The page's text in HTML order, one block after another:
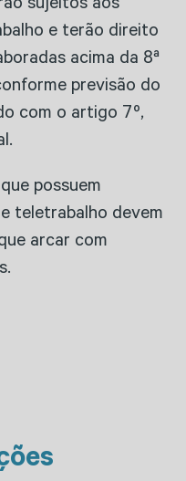
sujeitos aos
e terão direito
acima da 8ª
previsão do
com o artigo 7º,
possuem
teletrabalho devem
arcar com